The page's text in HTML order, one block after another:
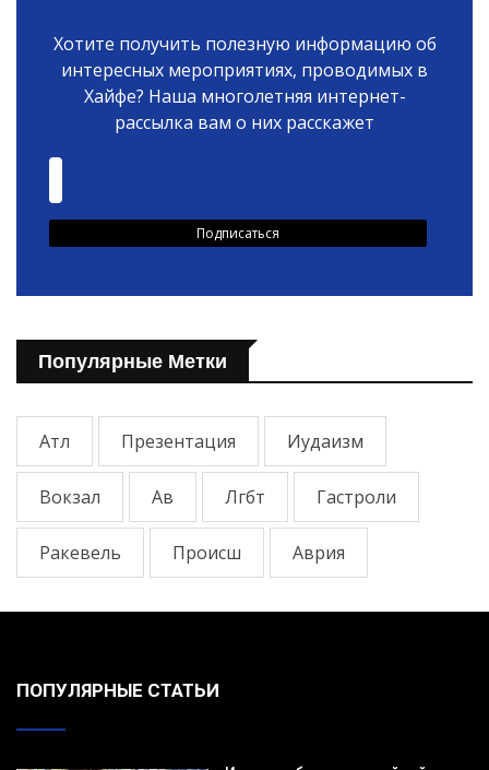
Хотите получить полезную информацию об
интересных мероприятиях, проводимых в
Хайфе? Наша многолетняя интернет-
рассылка вам о них расскажет
Популярные Метки
Атл Презентация Иудаизм
Вокзал Ав Лгбт Гастроли
Ракевель Происш Аврия
ПОПУЛЯРНЫЕ СТАТЬИ